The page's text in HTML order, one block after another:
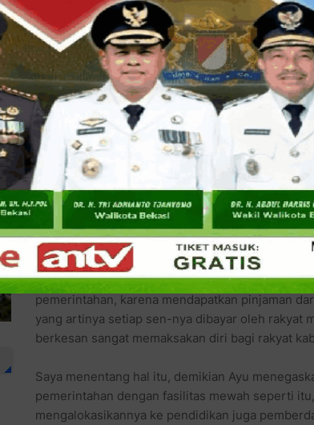
kesejahteraan rakyat, karena memang
tanyanya memastikan. Dengan harapan
terlibat di sana dalam membuat peraturan-
merugikan kebhinekaan juga.
Di lain sisi, Ayu yang juga direktris satu
belanja aparat memang masih lebih besar dari
belanja aparat yang identik dengan anggaran
Sementara masyarakat untuk mencari kredit
pernah ke luar negeri (Australia) ini berharap
usaha perekonomian rakyat yang berorientasi
UKM seperti UNPM (yang digiatkan pemerintah).
Ayu juga memperhatikan bahwa pemerintahan
menganggarkan dana yang terlalu besar untuk
pemerintahan, karena mendapatkan pinjaman
yang artinya setiap sen-nya dibayar oleh rakyat
berkesan sangat memaksakan diri bagi rakyat
Saya menentang hal itu, demikian Ayu
pemerintahan dengan fasilitas mewah seperti
mengalokasikannya ke pendidikan juga